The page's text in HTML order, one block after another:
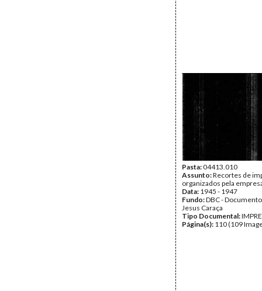
Pasta:04413.010
Assunto:Recortes de
organizados pela
Data: 1945 - 1947
Fundo:DBC -
Jesus Caraça
Tipo Documental:
Página(s): 110 (109